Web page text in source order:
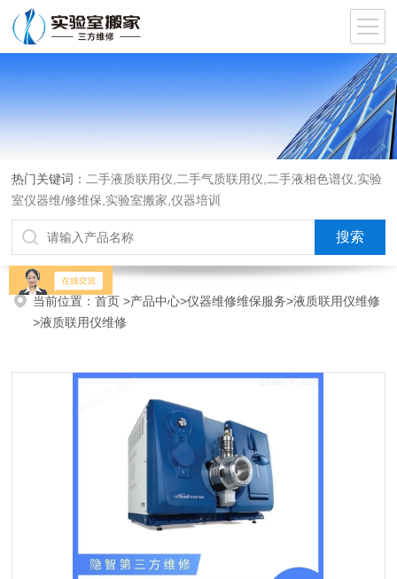
热门关键词： 二手液质联用仪,二手气质联用仪,二手液相色谱仪,实验
室仪器维/修维保,实验室搬家,仪器培训
当前位置：首页>产品中心>仪器维修维保服务>液质联用仪维修
>液质联用仪维修